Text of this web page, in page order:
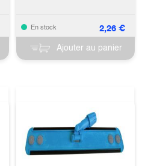
En stock 2,26€
Ajouter au panier